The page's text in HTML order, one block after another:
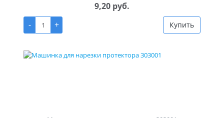
9,20 руб.
-
+ Купить